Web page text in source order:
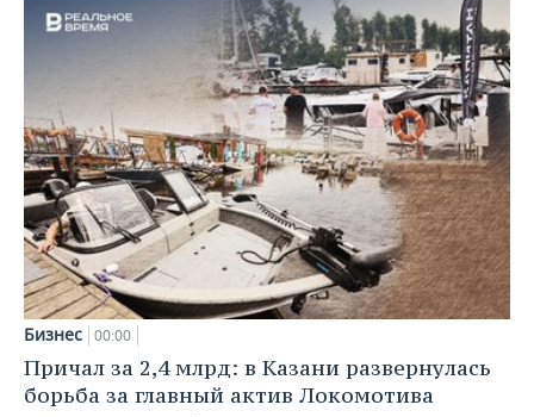
Бизнес 00:00
Причал за 2,4 млрд: в Казани развернулась
борьба за главный актив Локомотива